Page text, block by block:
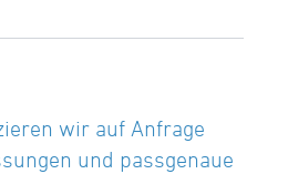
wir auf Anfrage
und passgenaue